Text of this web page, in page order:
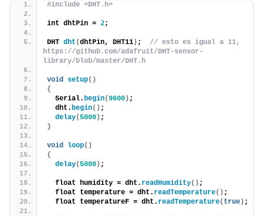
#include <DHT.h>
int dhtPin = 2;
DHT dht (dhtPin, DHT11) ;
// esto es igual a 11,
https://github.com/adafruit/DHT-sensor-
library/blob/master/DHT.h
void setup()
{
  Serial.
begin(9600) ;
  dht.
begin() ;
delay(5000) ;
}
void loop()
{
delay(5000) ;
  float humidity = dht.
readHumidity() ;
  float temperature = dht.
readTemperature() ;
  float temperatureF = dht.
readTemperature( true) ;